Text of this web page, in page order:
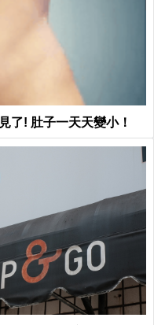
了! 肚子一天天變小！